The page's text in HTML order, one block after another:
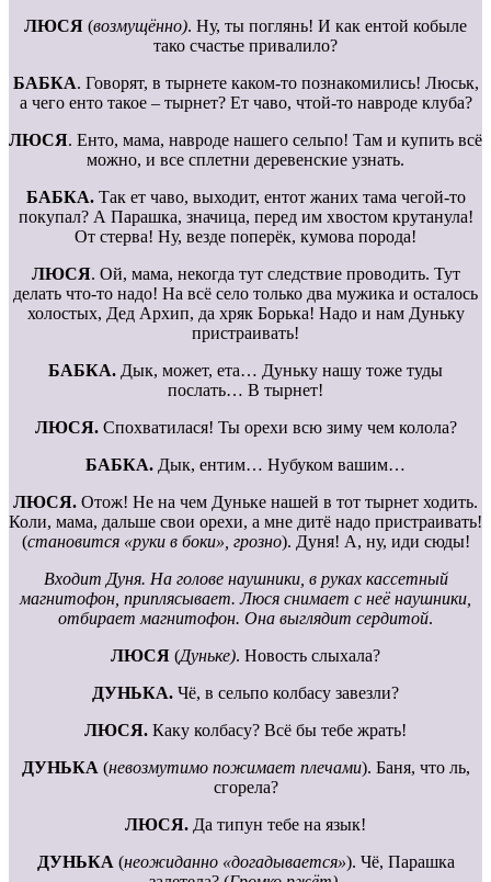
ЛЮСЯ (возмущённо). Ну, ты поглянь! И как ентой кобыле
тако счастье привалило?
БАБКА. Говорят, в тырнете каком-то познакомились! Люськ,
а чего енто такое – тырнет? Ет чаво, чтой-то навроде клуба?
ЛЮСЯ. Енто, мама, навроде нашего сельпо! Там и купить всё
можно, и все сплетни деревенские узнать.
БАБКА.Так ет чаво, выходит, ентот жаних тама чегой-то
покупал? А Парашка, значица, перед им хвостом крутанула!
От стерва! Ну, везде поперёк, кумова порода!
ЛЮСЯ. Ой, мама, некогда тут следствие проводить. Тут
делать что-то надо! На всё село только два мужика и осталось
холостых, Дед Архип, да хряк Борька! Надо и нам Дуньку
пристраивать!
БАБКА. Дык, может, ета… Дуньку нашу тоже туды
послать… В тырнет!
ЛЮСЯ.Спохватилася! Ты орехи всю зиму чем колола?
БАБКА. Дык, ентим… Нубуком вашим…
ЛЮСЯ. Отож! Не на чем Дуньке нашей в тот тырнет ходить.
Коли, мама, дальше свои орехи, а мне дитё надо пристраивать!
(становится «руки в боки», грозно). Дуня! А, ну, иди сюды!
Входит Дуня. На голове наушники, в руках кассетный
магнитофон, приплясывает. Люся снимает с неё наушники,
отбирает магнитофон. Она выглядит сердитой.
ЛЮСЯ (Дуньке). Новость слыхала?
ДУНЬКА. Чё, в сельпо колбасу завезли?
ЛЮСЯ. Каку колбасу? Всё бы тебе жрать!
ДУНЬКА (невозмутимо пожимает плечами). Баня, что ль,
сгорела?
ЛЮСЯ. Да типун тебе на язык!
ДУНЬКА (неожиданно «догадывается»). Чё, Парашка